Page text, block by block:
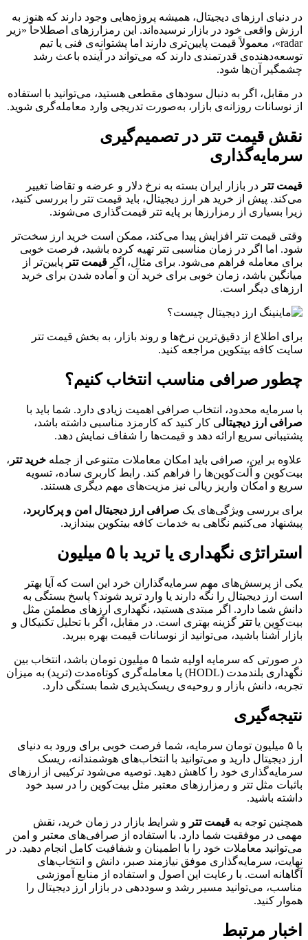
در دنیای ارزهای دیجیتال، همیشه پروژه‌هایی وجود دارند که هنوز به
ارزش واقعی خود در بازار نرسیده‌اند. این رمزارزهای اصطلاحاً «زیر
radar»، معمولاً قیمت پایین‌تری دارند اما پشتوانه‌ی فنی یا تیم
توسعه‌دهنده‌ی قدرتمندی دارند که می‌تواند در آینده باعث رشد
چشمگیر آن‌ها شود.
در مقابل، اگر به دنبال سودهای مقطعی هستید، می‌توانید با استفاده
از نوسانات روزانه‌ی بازار، به‌صورت تدریجی وارد معامله‌گری شوید.
نقش قیمت تتر در تصمیم‌گیری
سرمایه‌گذاری
قیمت تتر در بازار ایران بسته به نرخ دلار و عرضه و تقاضا تغییر
می‌کند. پیش از خرید هر ارز دیجیتال، باید قیمت تتر را بررسی کنید،
زیرا بسیاری از رمزارزها بر پایه تتر قیمت‌گذاری می‌شوند.
وقتی قیمت تتر افزایش پیدا می‌کند، ممکن است خرید ارز سخت‌تر
شود. اما اگر در زمان مناسبی تتر تهیه کرده باشید، فرصت خوبی
برای معامله فراهم می‌شود. برای مثال، اگر قیمت تتر پایین‌تر از
میانگین باشد، زمان خوبی برای خرید آن و آماده شدن برای خرید
ارزهای دیگر است.
برای اطلاع از دقیق‌ترین نرخ‌ها و روند بازار، به بخش قیمت تتر
سایت کافه بیتکوین مراجعه کنید.
چطور صرافی مناسب انتخاب کنیم؟
با سرمایه محدود، انتخاب صرافی اهمیت زیادی دارد. شما باید با
صرافی ارز دیجیتالی کار کنید که کارمزد مناسبی داشته باشد،
پشتیبانی سریع ارائه دهد و قیمت‌ها را شفاف نمایش دهد.
علاوه بر این، صرافی باید امکان معاملات متنوعی از جمله خرید تتر ،
بیت‌کوین و آلت‌کوین‌ها را فراهم کند. رابط کاربری ساده، تسویه
سریع و امکان واریز ریالی نیز مزیت‌های مهم دیگری هستند.
برای بررسی ویژگی‌های یک صرافی ارز دیجیتال امن و پرکاربرد،
پیشنهاد می‌کنیم نگاهی به خدمات کافه بیتکوین بیندازید.
استراتژی نگهداری یا ترید با ۵ میلیون
یکی از پرسش‌های مهم سرمایه‌گذاران خرد این است که آیا بهتر
است ارز دیجیتال را نگه دارند یا وارد ترید شوند؟ پاسخ بستگی به
دانش شما دارد. اگر مبتدی هستید، نگهداری ارزهای مطمئن مثل
بیت‌کوین یاتتر گزینه بهتری است. در مقابل، اگر با تحلیل تکنیکال و
بازار آشنا باشید، می‌توانید از نوسانات قیمت بهره ببرید.
در صورتی که سرمایه‌ اولیه شما ۵ میلیون تومان باشد، انتخاب بین
نگهداری بلندمدت (HODL) یا معامله‌گری کوتاه‌مدت (ترید) به میزان
تجربه، دانش بازار و روحیه‌ی ریسک‌پذیری شما بستگی دارد.
نتیجه‌گیری
با ۵ میلیون تومان سرمایه، شما فرصت خوبی برای ورود به دنیای
ارز دیجیتال دارید و می‌توانید با انتخاب‌های هوشمندانه، ریسک
سرمایه‌گذاری خود را کاهش دهید. توصیه می‌شود ترکیبی از ارزهای
باثبات مثل تتر و رمزارزهای معتبر مثل بیت‌کوین را در سبد خود
داشته باشید.
همچنین توجه به قیمت تتر و شرایط بازار در زمان خرید، نقش
مهمی در موفقیت شما دارد. با استفاده از صرافی‌های معتبر و امن
می‌توانید معاملات خود را با اطمینان و شفافیت کامل انجام دهید. در
نهایت، سرمایه‌گذاری موفق نیازمند صبر، دانش و انتخاب‌های
آگاهانه است. با رعایت این اصول و استفاده از منابع آموزشی
مناسب، می‌توانید مسیر رشد و سوددهی در بازار ارز دیجیتال را
هموار کنید.
اخبار مرتبط